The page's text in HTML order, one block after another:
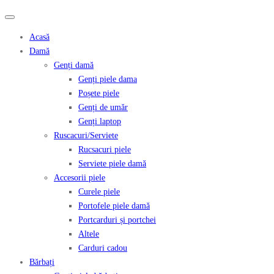
Acasă
Damă
Genți damă
Genți piele dama
Poșete piele
Genți de umăr
Genți laptop
Ruscacuri/Serviete
Rucsacuri piele
Serviete piele damă
Accesorii piele
Curele piele
Portofele piele damă
Portcarduri și portchei
Altele
Carduri cadou
Bărbați